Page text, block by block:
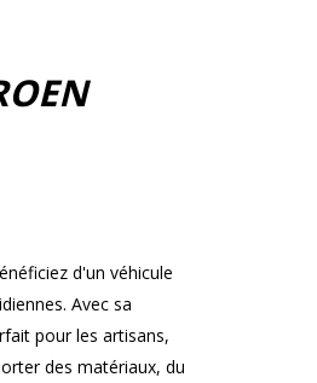
d'un véhicule
Avec sa
pour les artisans,
des matériaux, du